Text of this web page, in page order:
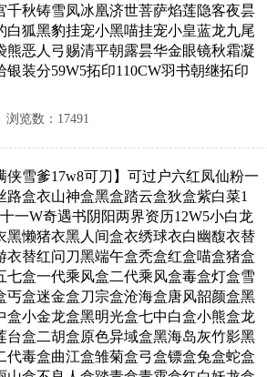
千秋铸雪凤冰凰济世菩萨焰莲隐客夜昙
白狐黑豹挂宠小黑喵挂宠小皇蓝龙九尾
熊恶人弓赐清平朝露昙华金眼镜秋霜凝
银装分59W5拓印110CW羽书朝继拓印
浏览数：17491
侠雪爹17w8可刀】可过户六红凤仙粉一
路盒衣山神盒黑盒踏云盒狄盒紫白菜1
一W奇遇书阴阳两界资历12W5小白龙
黑懒猪衣黑人间盒衣绣球衣白幽馥衣替
衣替红问刀黑端午盒秃盒红盒喵盒猪盒
七盒一代乘风盒二代乘风盒毒盒灯盒雪
丐盒迷金盒刀宗盒沧海盒唐风韶颜盒黑
盒小金龙盒黑明光盒七中白盒小熊盒龙
台盒二胡盒原色异域盒黑海岛灰竹影黑
代毒盒曲江盒雏菊盒弓盒镖盒兔盒蛇盒